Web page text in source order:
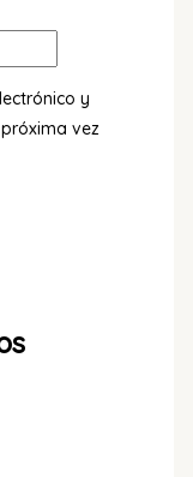
y
vez